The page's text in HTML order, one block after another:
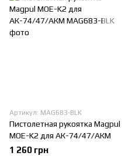
Артикул: MAG683-BLK
Пистолетная рукоятка Magpul
MOE-K2 для АК-74/47/АКМ
1 260 грн